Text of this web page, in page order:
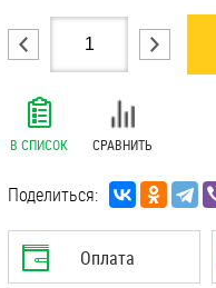
В СПИСОК СРАВНИТЬ
Поделиться:
Оплата